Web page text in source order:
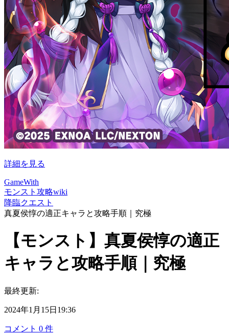
詳細を見る
GameWith
モンスト攻略wiki
降臨クエスト
真夏侯惇の適正キャラと攻略手順｜究極
【モンスト】真夏侯惇の適正
キャラと攻略手順｜究極
最終更新:
2024年1月15日19:36
コメント 0 件